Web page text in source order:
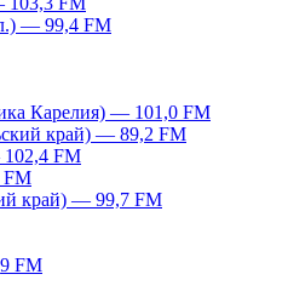
— 99,4 FM
Карелия) — 101,0 FM
край) — 89,2 FM
FM
FM
край) — 99,7 FM
FM